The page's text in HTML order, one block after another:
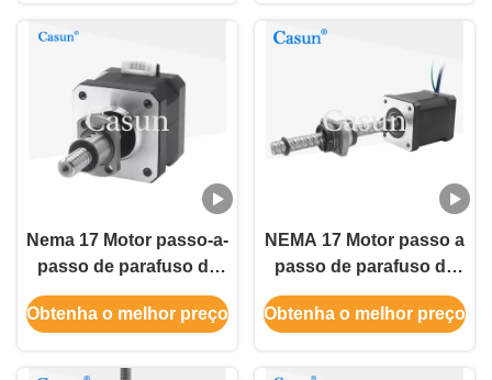
Nema 17 Motor passo-a-
passo de parafuso de
bola 34mm bady
0,32Nm para
lead
Obtenha o melhor preço
NEMA 17 Motor passo a
passo de parafuso de
chumbo a bola
570mN.M Motor passo a
de automação
Obtenha o melhor preço